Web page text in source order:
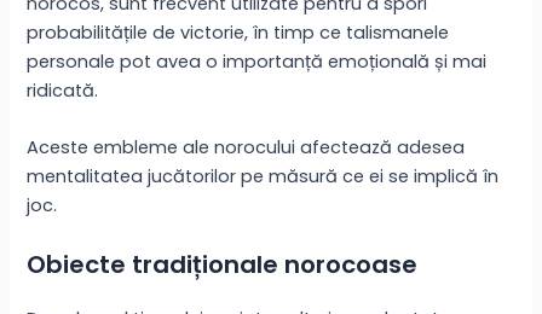
probabilitățile de victorie, în timp ce talismanele
personale pot avea o importanță emoțională și mai
ridicată.
Aceste embleme ale norocului afectează adesea
mentalitatea jucătorilor pe măsură ce ei se implică în
joc.
Obiecte tradiționale norocoase